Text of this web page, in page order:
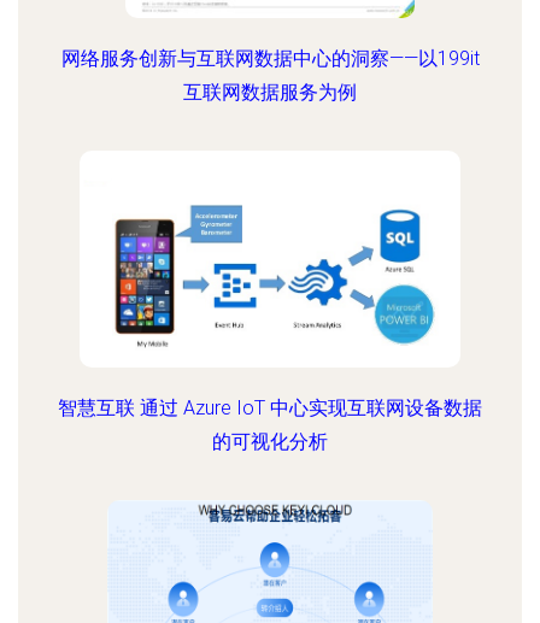
网络服务创新与互联网数据中心的洞察——以199it
互联网数据服务为例
智慧互联 通过 Azure IoT 中心实现互联网设备数据
的可视化分析